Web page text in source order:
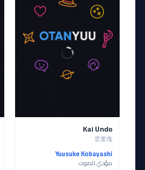
Kai Undo
雲童塊
Yuusuke Kobayashi
مؤدي الصوت